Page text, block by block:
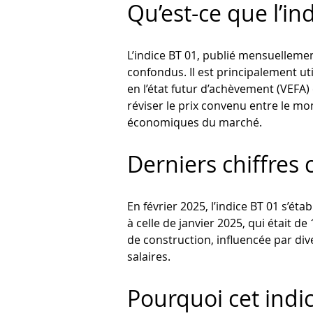
Qu’est-ce que
L’indice BT 01, publié
confondus. Il est principalement
en l’état futur d’achèvement
réviser le prix convenu entre le
économiques du marché.
Derniers chiffres
En février 2025, l’indice BT 01
à celle de janvier 2025, qui était
de construction, influencée par
salaires.
Pourquoi cet